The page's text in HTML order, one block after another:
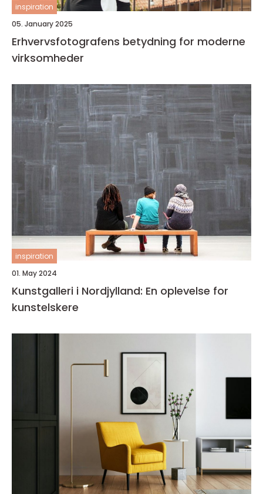
inspiration
05. January 2025
Erhvervsfotografens betydning for moderne
virksomheder
inspiration
01. May 2024
Kunstgalleri i Nordjylland: En oplevelse for
kunstelskere